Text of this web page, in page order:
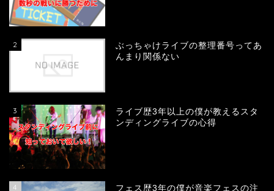
2
ぶっちゃけライブの整理番号ってあ
んまり関係ない
3
ライブ歴3年以上の僕が教えるスタ
ンディングライブの心得
4 フェス歴3年の僕が音楽フェスの注